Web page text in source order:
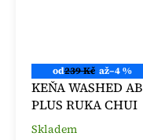
od239 Kč až–4 %
KEŇA WASHED AB
PLUS RUKA CHUI
Průměrné
Skladem